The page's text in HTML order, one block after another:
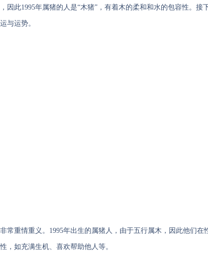
因此1995年属猪的人是“木猪”，有着木的柔和和水的包容性。接
与运势。
常重情重义。1995年出生的属猪人，由于五行属木，因此他们在
，如充满生机、喜欢帮助他人等。